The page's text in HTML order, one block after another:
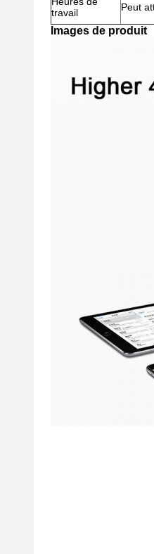
travail
Peut
Images de produit